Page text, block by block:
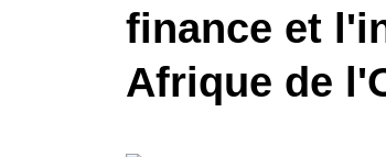
finance et
Afrique de